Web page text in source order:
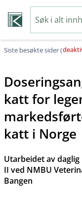
Siste besøkte sider (
katt for
katt i Norge
Utarbeidet av daglig
II ved NMBU
Bangen